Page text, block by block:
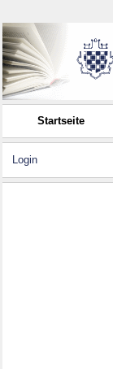
Startseite
Login